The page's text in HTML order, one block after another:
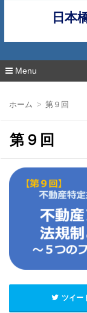
日本
Menu
ン
ホーム 第９回
第９回
ツイー